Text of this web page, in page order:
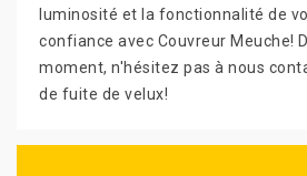
luminosité et la fonctionnalité de
confiance avec Couvreur Meuche!
moment, n'hésitez pas à nous
de fuite de velux!